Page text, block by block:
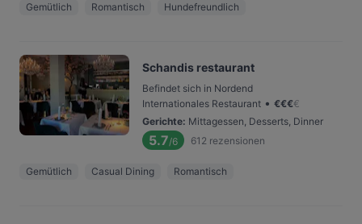
Gemütlich Romantisch Hundefreundlich
Schandis restaurant
Befindet sich in Nordend
Internationales Restaurant • €€€€
Gerichte: Mittagessen, Desserts, Dinner
5.7/6 612 rezensionen
Gemütlich Casual Dining Romantisch